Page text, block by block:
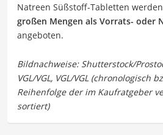
Natreen Süßstoff-Tabletten
großen Mengen als Vorrats- oder
angeboten.